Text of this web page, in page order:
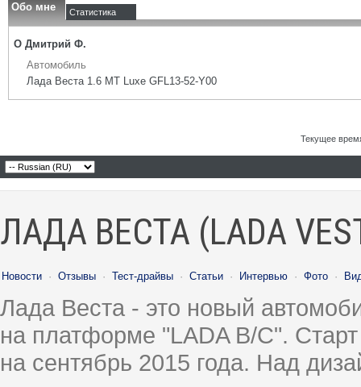
Обо мне Статистика
О Дмитрий Ф.
Автомобиль
Лада Веста 1.6 MT Luxe GFL13-52-Y00
Текущее
ЛАДА ВЕСТА (LADA
Новости · Отзывы · Тест-драйвы · Статьи · Интервью · Фото ·
Лада Веста - это новый
на платформе "LADA B/C".
на сентябрь 2015 года. Над